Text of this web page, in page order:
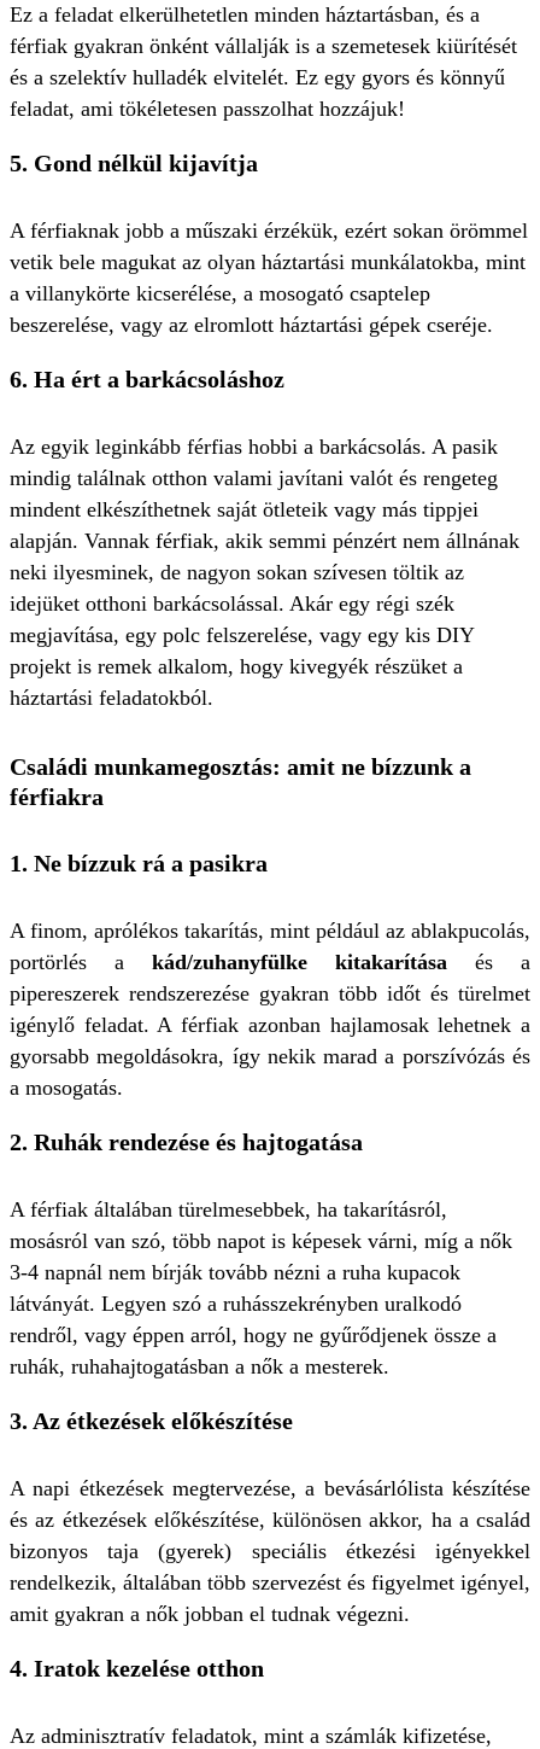
Ez a feladat elkerülhetetlen minden háztartásban, és a
férfiak gyakran önként vállalják is a szemetesek kiürítését
és a szelektív hulladék elvitelét. Ez egy gyors és könnyű
feladat, ami tökéletesen passzolhat hozzájuk!
5. Gond nélkül kijavítja
A férfiaknak jobb a műszaki érzékük, ezért sokan örömmel
vetik bele magukat az olyan háztartási munkálatokba, mint
a villanykörte kicserélése, a mosogató csaptelep
beszerelése, vagy az elromlott háztartási gépek cseréje.
6. Ha ért a barkácsoláshoz
Az egyik leginkább férfias hobbi a barkácsolás. A pasik
mindig találnak otthon valami javítani valót és rengeteg
mindent elkészíthetnek saját ötleteik vagy más tippjei
alapján. Vannak férfiak, akik semmi pénzért nem állnának
neki ilyesminek, de nagyon sokan szívesen töltik az
idejüket otthoni barkácsolással. Akár egy régi szék
megjavítása, egy polc felszerelése, vagy egy kis DIY
projekt is remek alkalom, hogy kivegyék részüket a
háztartási feladatokból.
Családi munkamegosztás: amit ne bízzunk a
férfiakra
1. Ne bízzuk rá a pasikra
A finom, aprólékos takarítás, mint például az ablakpucolás,
portörlés a kád/zuhanyfülke kitakarítása és a
pipereszerek rendszerezése gyakran több időt és türelmet
igénylő feladat. A férfiak azonban hajlamosak lehetnek a
gyorsabb megoldásokra, így nekik marada porszívózás és
a mosogatás.
2. Ruhák rendezése és hajtogatása
A férfiak általában türelmesebbek, ha takarításról,
mosásról van szó, több napot is képesek várni, míg a nők
3-4 napnál nem bírják tovább nézni a ruha kupacok
látványát. Legyen szó a ruhásszekrényben uralkodó
rendről, vagy éppen arról, hogy ne gyűrődjenek össze a
ruhák, ruhahajtogatásban a nők a mesterek.
3. Az étkezések előkészítése
A napi étkezések megtervezése, a bevásárlólista készítése
és az étkezések előkészítése, különösen akkor, ha a család
bizonyos taja (gyerek) speciális étkezési igényekkel
rendelkezik, általában több szervezést és figyelmet igényel,
amit gyakran a nők jobban el tudnak végezni.
4. Iratok kezelése otthon
Az adminisztratív feladatok, mint a számlák kifizetése,